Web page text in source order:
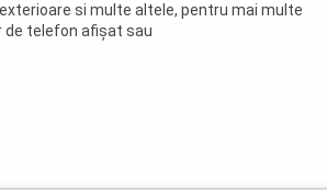
si multe altele, pentru mai multe
de telefon afișat sau